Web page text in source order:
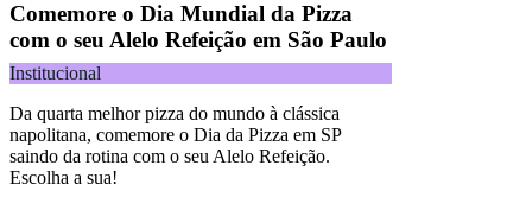
Comemore o Dia Mundial da Pizza
com o seu Alelo Refeição em São Paulo
Institucional
Da quarta melhor pizza do mundo à clássica
napolitana, comemore o Dia da Pizza em SP
saindo da rotina com o seu Alelo Refeição.
Escolha a sua!